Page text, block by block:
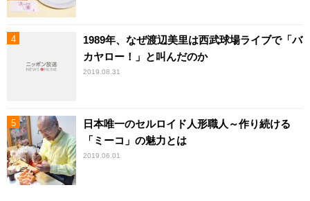
1989年、なぜ渡辺美里は西武球場ライブで「バ
カヤロー！」と叫んだのか
2019.08.31
日本唯一のセルロイド人形職人～作り続ける
「ミーコ」の魅力とは
2019.06.01